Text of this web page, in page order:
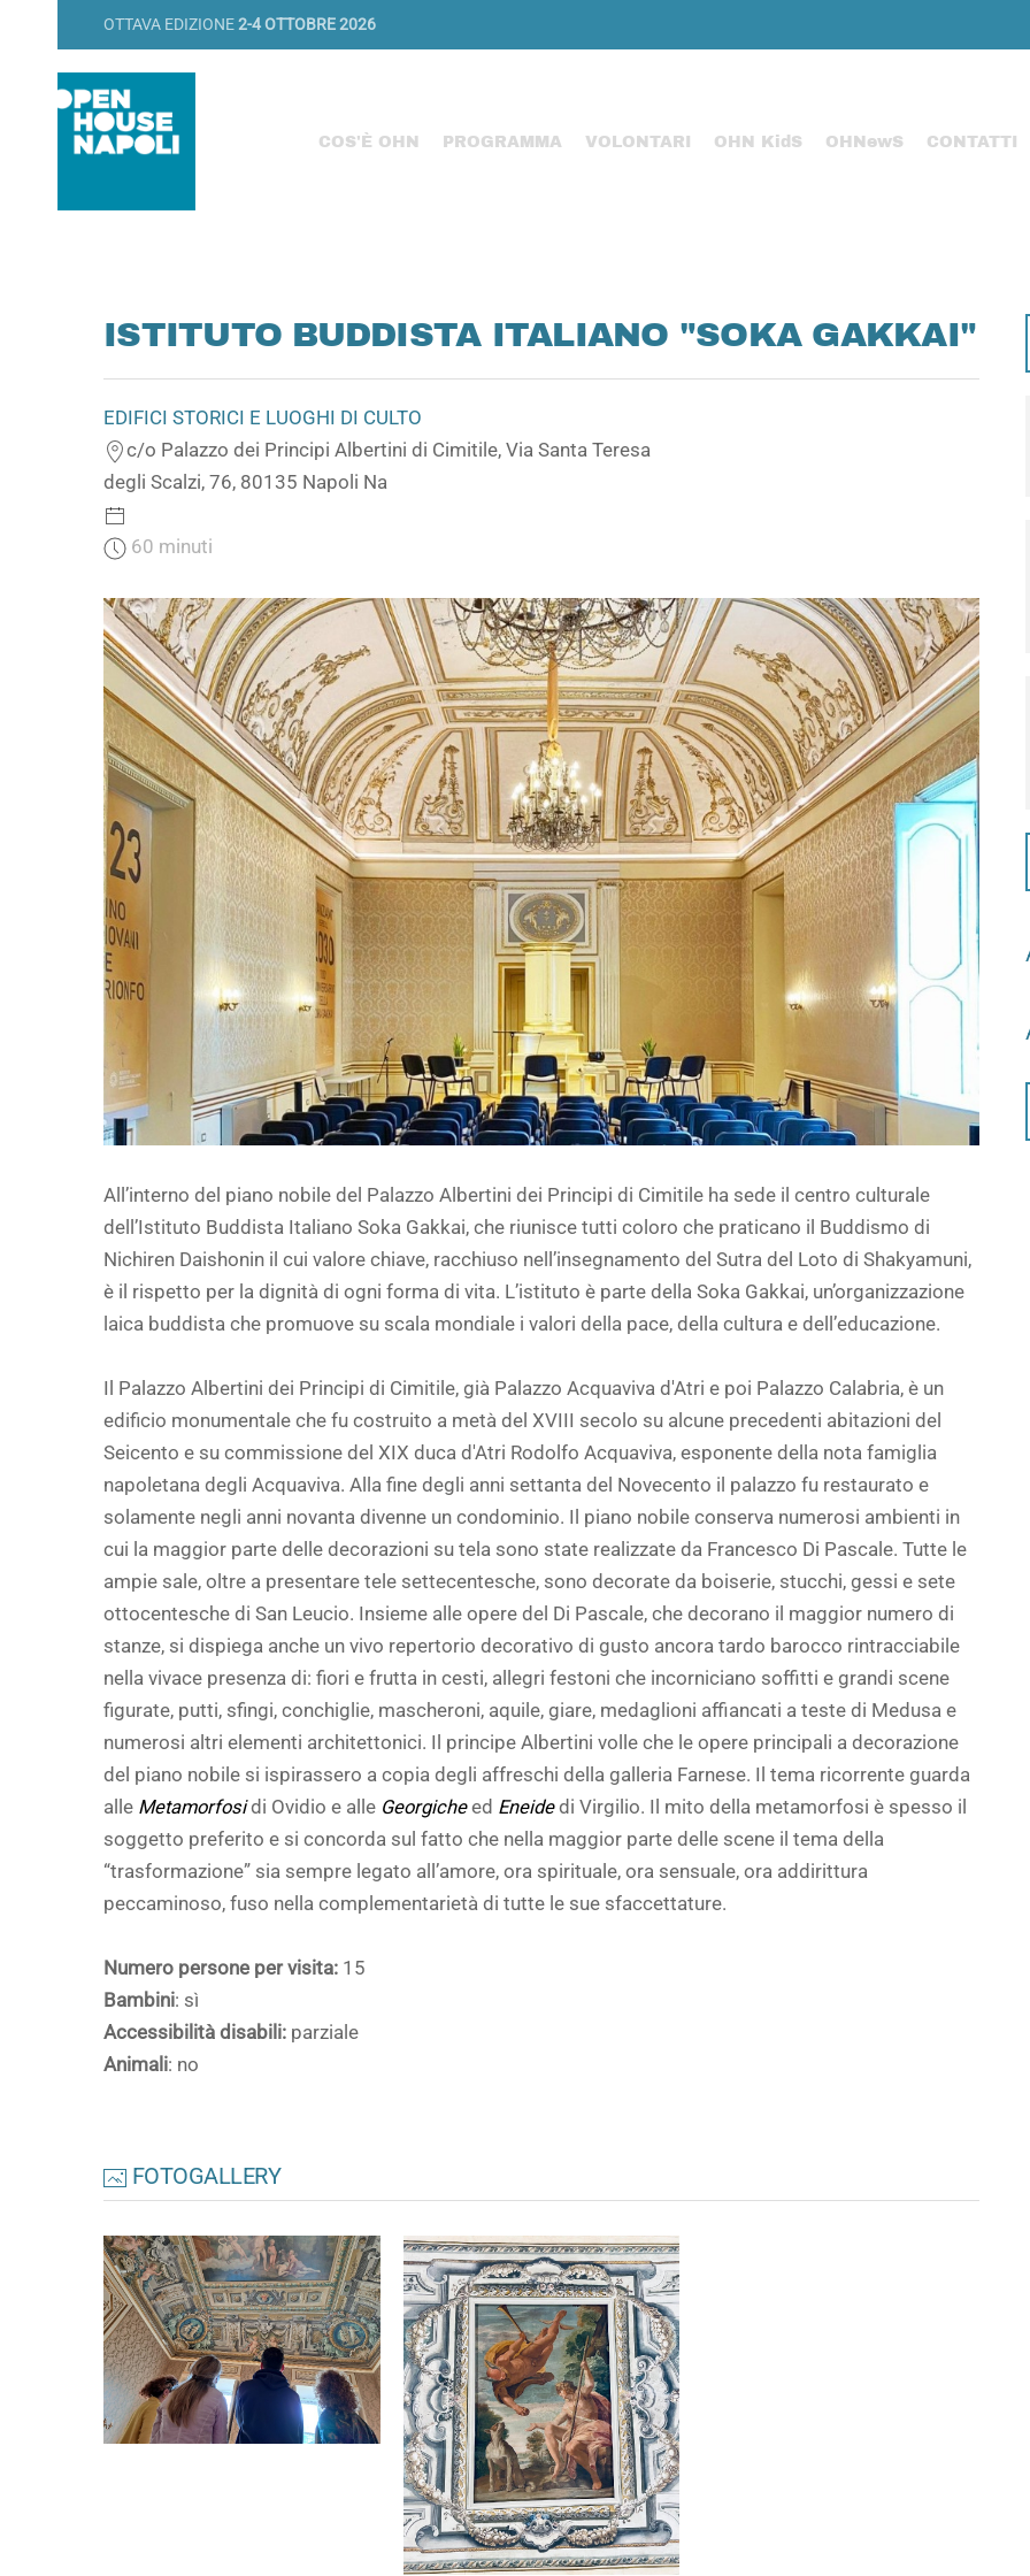
OTTAVA EDIZIONE2-4 OTTOBRE 2026
COS'È OHN PROGRAMMA VOLONTARI OHN KidS OHNewS CONTATTI
ISTITUTO BUDDISTA ITALIANO "SOKA GAKKAI"
EDIFICI STORICI E LUOGHI DI CULTO
c/o Palazzo dei Principi Albertini di Cimitile, Via Santa Teresa
degli Scalzi, 76, 80135 Napoli Na
60 minuti
All’interno del piano nobile del Palazzo Albertini dei Principi di Cimitile ha sede il centro culturale
dell’Istituto Buddista Italiano Soka Gakkai, che riunisce tutti coloro che praticano il Buddismo di
Nichiren Daishonin il cui valore chiave, racchiuso nell’insegnamento del Sutra del Loto di Shakyamuni,
è il rispetto per la dignità di ogni forma di vita. L’istituto è parte della Soka Gakkai, un’organizzazione
laica buddista che promuove su scala mondiale i valori della pace, della cultura e dell’educazione.
Il Palazzo Albertini dei Principi di Cimitile, già Palazzo Acquaviva d'Atri e poi Palazzo Calabria, è un
edificio monumentale che fu costruito a metà del XVIII secolo su alcune precedenti abitazioni del
Seicento e su commissione del XIX duca d'Atri Rodolfo Acquaviva, esponente della nota famiglia
napoletana degli Acquaviva. Alla fine degli anni settanta del Novecento il palazzo fu restaurato e
solamente negli anni novanta divenne un condominio. Il piano nobile conserva numerosi ambienti in
cui la maggior parte delle decorazioni su tela sono state realizzate da Francesco Di Pascale. Tutte le
ampie sale, oltre a presentare tele settecentesche, sono decorate da boiserie, stucchi, gessi e sete
ottocentesche di San Leucio. Insieme alle opere del Di Pascale, che decorano il maggior numero di
stanze, si dispiega anche un vivo repertorio decorativo di gusto ancora tardo barocco rintracciabile
nella vivace presenza di: fiori e frutta in cesti, allegri festoni che incorniciano soffitti e grandi scene
figurate, putti, sfingi, conchiglie, mascheroni, aquile, giare, medaglioni affiancati a teste di Medusa e
numerosi altri elementi architettonici. Il principe Albertini volle che le opere principali a decorazione
del piano nobile si ispirassero a copia degli affreschi della galleria Farnese. Il tema ricorrente guarda
alle Metamorfosidi Ovidio e alle Georgicheed Eneidedi Virgilio. Il mito della metamorfosi è spesso il
soggetto preferito e si concorda sul fatto che nella maggior parte delle scene il tema della
“trasformazione” sia sempre legato all’amore, ora spirituale, ora sensuale, ora addirittura
peccaminoso, fuso nella complementarietà di tutte le sue sfaccettature.
Numero persone per visita: 15
Bambini: sì
Accessibilità disabili: parziale
Animali: no
FOTOGALLERY